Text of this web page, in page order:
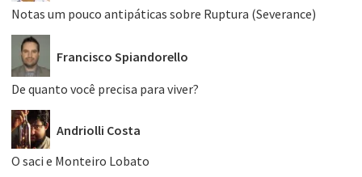
Notas um pouco antipáticas sobre Ruptura (Severance)
Francisco Spiandorello
De quanto você precisa para viver?
Andriolli Costa
O saci e Monteiro Lobato